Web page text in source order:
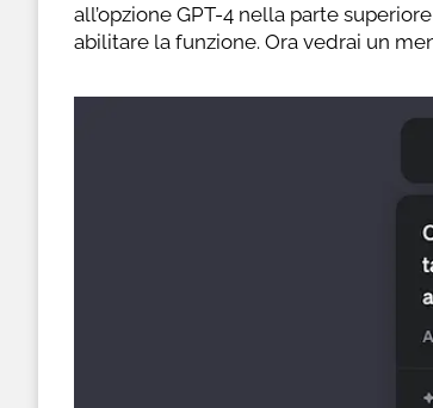
all’opzione GPT-4 nella parte
abilitare la funzione. Ora vedrai un